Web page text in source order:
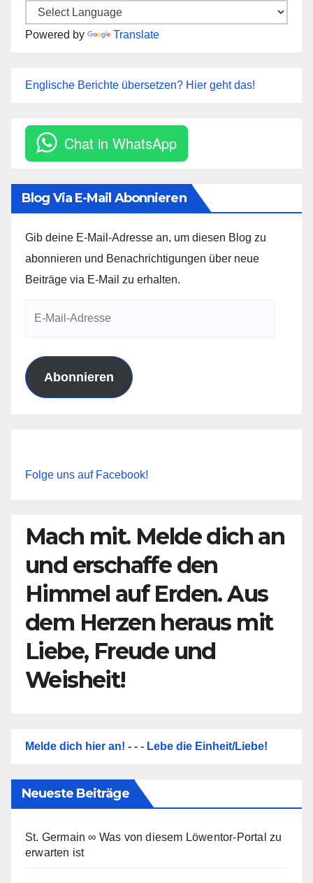
Powered by Translate
Englische Berichte übersetzen? Hier geht das!
Chat in WhatsApp
Blog Via E-Mail Abonnieren
Gib deine E-Mail-Adresse an, um diesen Blog zu
abonnieren und Benachrichtigungen über neue
Beiträge via E-Mail zu erhalten.
Abonnieren
Folge uns auf Facebook!
Mach mit. Melde dich an
und erschaffe den
Himmel auf Erden. Aus
dem Herzen heraus mit
Liebe, Freude und
Weisheit!
Melde dich hier an! - - - Lebe die Einheit/Liebe!
Neueste Beiträge
St. Germain ∞ Was von diesem Löwentor-Portal zu
erwarten ist